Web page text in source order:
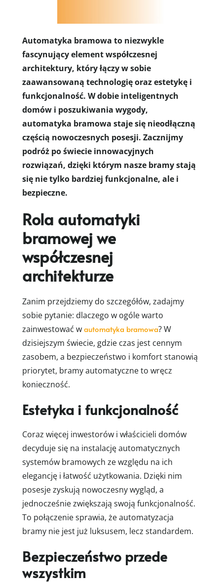
Automatyka bramowa to niezwykle
fascynujący element współczesnej
architektury, który łączy w sobie
zaawansowaną technologię oraz estetykę i
funkcjonalność. W dobie inteligentnych
domów i poszukiwania wygody,
automatyka bramowa staje się nieodłączną
częścią nowoczesnych posesji. Zacznijmy
podróż po świecie innowacyjnych
rozwiązań, dzięki którym nasze bramy stają
się nie tylko bardziej funkcjonalne, ale i
bezpieczne.
Rola automatyki
bramowej we
współczesnej
architekturze
Zanim przejdziemy do szczegółów, zadajmy
sobie pytanie: dlaczego w ogóle warto
zainwestować wautomatyka bramowa? W
dzisiejszym świecie, gdzie czas jest cennym
zasobem, a bezpieczeństwo i komfort stanowią
priorytet, bramy automatyczne to wręcz
konieczność.
Estetyka i funkcjonalność
Coraz więcej inwestorów i właścicieli domów
decyduje się na instalację automatycznych
systemów bramowych ze względu na ich
elegancję i łatwość użytkowania. Dzięki nim
posesje zyskują nowoczesny wygląd, a
jednocześnie zwiększają swoją funkcjonalność.
To połączenie sprawia, że automatyzacja
bramy nie jest już luksusem, lecz standardem.
Bezpieczeństwo przede
wszystkim